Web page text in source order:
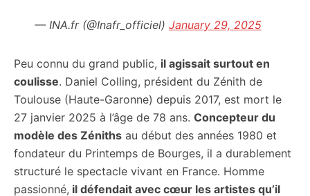
— INA.fr (@Inafr_officiel) January 29, 2025
Peu connu du grand public, il agissait surtout en
coulisse. Daniel Colling, président du Zénith de
Toulouse (Haute-Garonne) depuis 2017, est mort le
27 janvier 2025 à l’âge de 78 ans. Concepteur du
modèle des Zéniths au début des années 1980 et
fondateur du Printemps de Bourges, il a durablement
structuré le spectacle vivant en France. Homme
passionné, il défendait avec cœur les artistes qu’il